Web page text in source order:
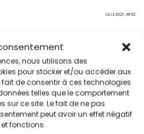
nous utilisons des
pour stocker et/ou accéder aux
de consentir à ces technologies
telles que le comportement
sur ce site. Le fait de ne pas
peut avoir un effet négatif
fonctions.